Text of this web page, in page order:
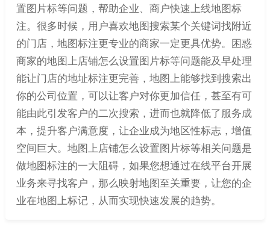
置图片标等问题，帮助企业、商户快速上线地图标
注。很多时候，用户喜欢地图搜索某个关键词找附近
的门店，地图标注更专业的商家一定更具优势。困惑
商家的地图上店铺怎么设置图片标等问题能及早处理
能让门店的地址标注更完善，地图上能够找到搜索出
你的公司位置，可以让客户对你更加信任，甚至有可
能由此引发客户的二次搜索，进而也就降低了服务成
本，提升客户满意度，让企业成为地区性标志，增值
空间巨大。地图上店铺怎么设置图片标等相关问题是
做地图标注的一大阻碍，如果您想通过在线平台开展
业务来寻找客户，那么映射地图至关重要，让您的企
业在地图上标记，从而实现快速发展的趋势。